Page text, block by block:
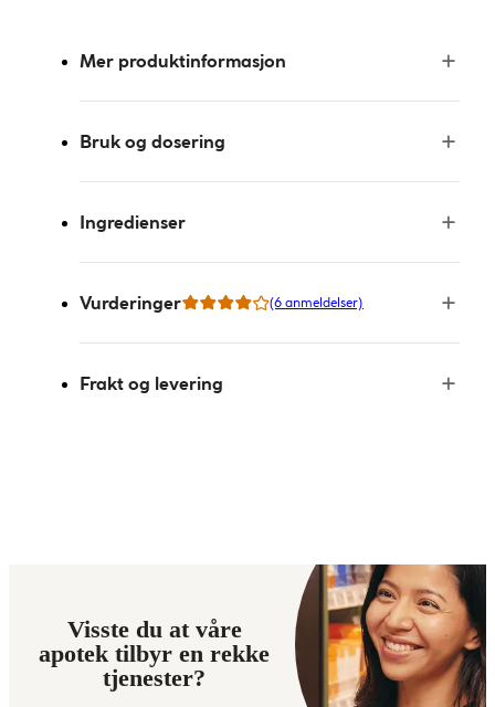
Mer produktinformasjon
Bruk og dosering
Ingredienser
Vurderinger (6 anmeldelser)
Frakt og levering
Visste du at våre
apotek tilbyr en rekke
tjenester?